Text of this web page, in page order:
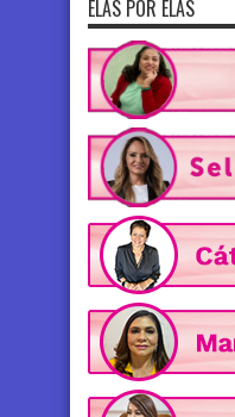
ELAS POR ELAS